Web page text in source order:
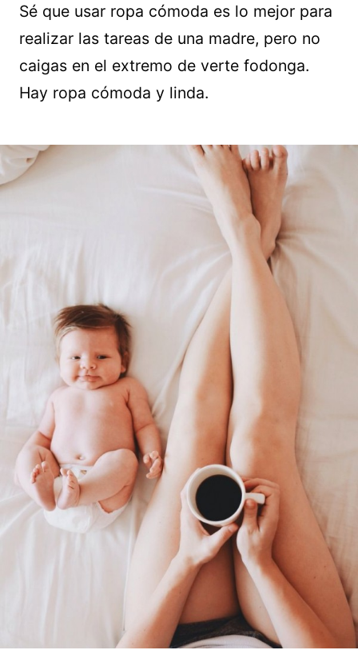
Sé que usar ropa cómoda es lo mejor para
realizar las tareas de una madre, pero no
caigas en el extremo de verte fodonga.
Hay ropa cómoda y linda.